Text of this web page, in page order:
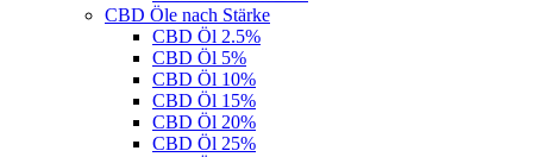
CBD Öle nach Stärke
CBD Öl 2.5%
CBD Öl 5%
CBD Öl 10%
CBD Öl 15%
CBD Öl 20%
CBD Öl 25%